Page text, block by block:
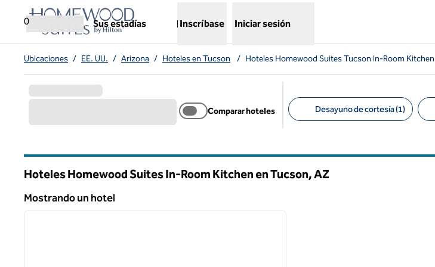
Saltar a contenido
0
Sus estadías
,abre una nueva pestaña
Inscríbase Iniciar sesión
Ubicaciones / EE. UU. / Arizona / Hoteles en Tucson / Hoteles Homewood Suites Tucson In-Room Kitchen
Comparar hoteles Desayuno de cortesía (1)
Hoteles Homewood Suites In-Room Kitchen en Tucson,AZ
Mostrando un hotel
Mostrando un hotel
1 de 11
siguiente imagen